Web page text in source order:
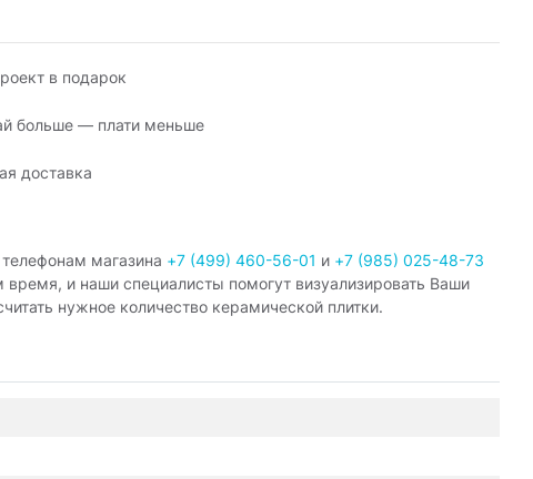
в подарок
больше — плати меньше
доставка
магазина +7 (499) 460-56-01 и +7 (985) 025-48-73
время, и наши специалисты помогут визуализировать Ваши
нужное количество керамической плитки.